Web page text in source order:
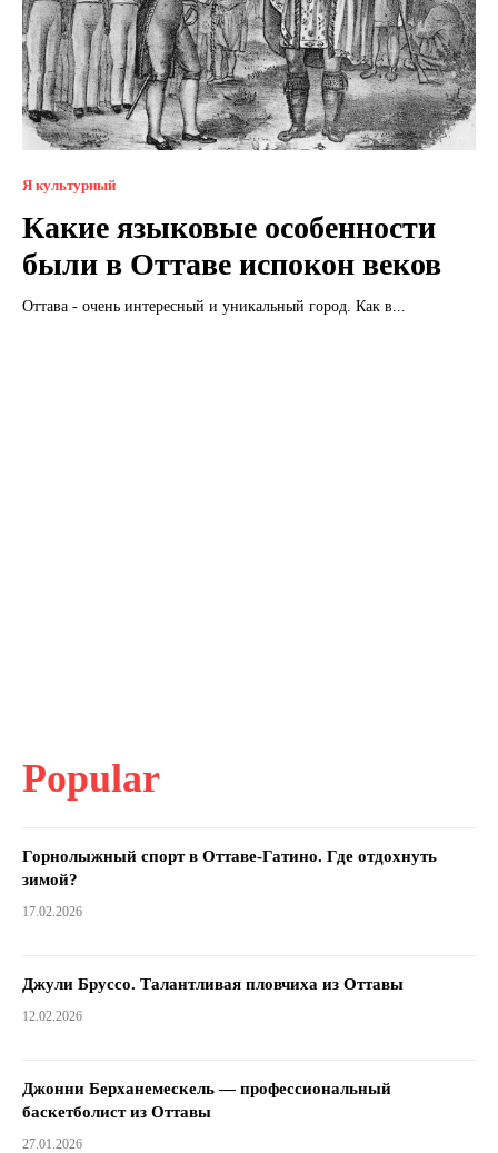
Я культурный
Какие языковые особенности
были в Оттаве испокон веков
Оттава - очень интересный и уникальный город. Как в...
Popular
Горнолыжный спорт в Оттаве-Гатино. Где отдохнуть
зимой?
17.02.2026
Джули Бруссо. Талантливая пловчиха из Оттавы
12.02.2026
Джонни Берханемескель — профессиональный
баскетболист из Оттавы
27.01.2026